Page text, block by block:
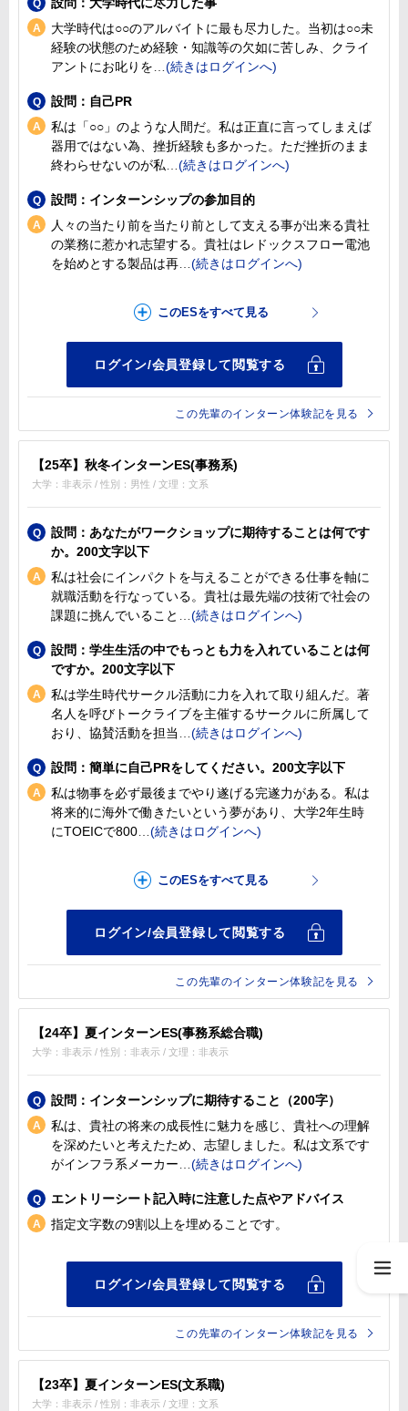
大学時代は○○のアルバイトに最も尽力した。当初は○○未
経験の状態のため経験・知識等の欠如に苦しみ、クライ
アントにお叱りを
設問：自己PR
私は「○○」のような人間だ。私は正直に言ってしまえば
器用ではない為、挫折経験も多かった。ただ挫折のまま
終わらせないのが私
設問：インターンシップの参加目的
人々の当たり前を当たり前として支える事が出来る貴社
の業務に惹かれ志望する。貴社はレドックスフロー電池
を始めとする製品は再
この先輩のインターン体験記を見る
【25卒】秋冬インターンES(事務系)
大学：非表示 / 性別：男性 / 文理：文系
設問：あなたがワークショップに期待することは何です
か。200文字以下
私は社会にインパクトを与えることができる仕事を軸に
就職活動を行なっている。貴社は最先端の技術で社会の
課題に挑んでいること
設問：学生生活の中でもっとも力を入れていることは何
ですか。200文字以下
私は学生時代サークル活動に力を入れて取り組んだ。著
名人を呼びトークライブを主催するサークルに所属して
おり、協賛活動を担当
設問：簡単に自己PRをしてください。200文字以下
私は物事を必ず最後までやり遂げる完遂力がある。私は
将来的に海外で働きたいという夢があり、大学2年生時
にTOEICで800
この先輩のインターン体験記を見る
【24卒】夏インターンES(事務系総合職)
大学：非表示 / 性別：非表示 / 文理：非表示
設問：インターンシップに期待すること（200字）
私は、貴社の将来の成長性に魅力を感じ、貴社への理解
を深めたいと考えたため、志望しました。私は文系です
がインフラ系メーカー
エントリーシート記入時に注意した点やアドバイス
指定文字数の9割以上を埋めることです。
この先輩のインターン体験記を見る
【23卒】夏インターンES(文系職)
大学：非表示 / 性別：非表示 / 文理：文系